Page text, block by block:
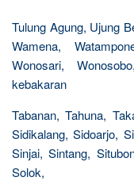
Tulung Agung, Ujung
Wamena,
Wonosari,
kebakaran
Tabanan, Tahuna,
Sidikalang, Sidoarjo,
Sinjai, Sintang,
Solok,